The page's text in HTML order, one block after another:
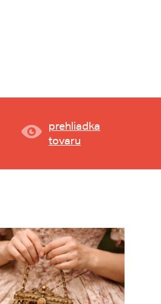
prehliadka
tovaru